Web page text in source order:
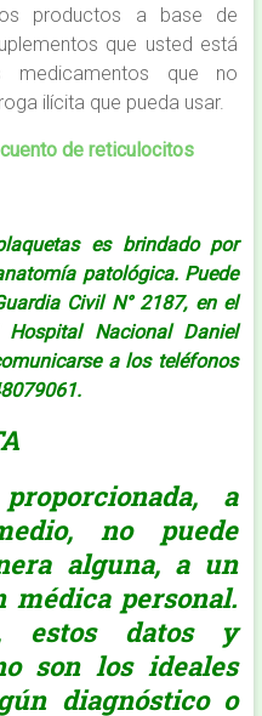
productos a base de
que usted está
medicamentos que no
ilícita que pueda usar.
de reticulocitos
es brindado por
patológica. Puede
Civil N° 2187, en el
Nacional Daniel
a los teléfonos
a
no puede
alguna, a un
médica personal.
estos datos y
son los ideales
diagnóstico o